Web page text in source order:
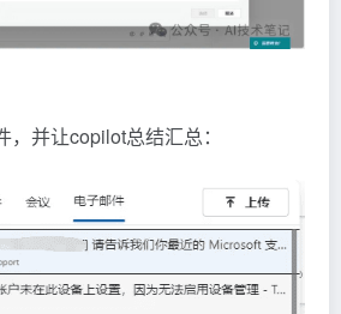
并让copilot总结汇总：